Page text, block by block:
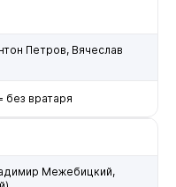
Петров, Вячеслав
вратаря
Межебицкий,